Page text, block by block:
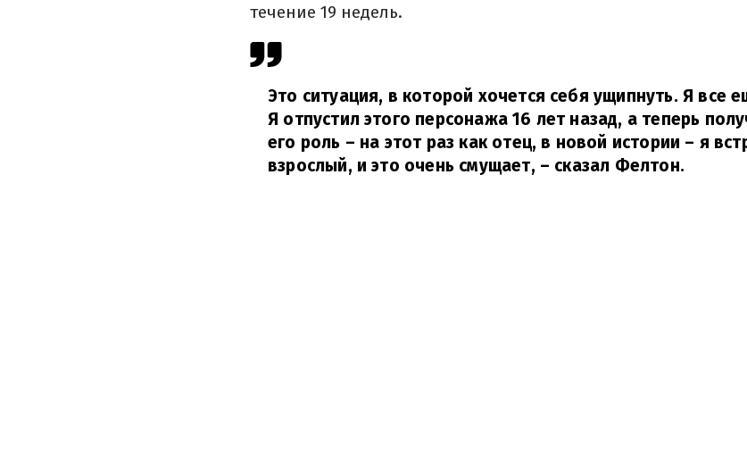
течение 19 недель.
Это ситуация, в которой хочется себя ущипнуть. Я все
Я отпустил этого персонажа 16 лет назад, а теперь
его роль – на этот раз как отец, в новой истории – я
взрослый, и это очень смущает, – сказал Фелтон.